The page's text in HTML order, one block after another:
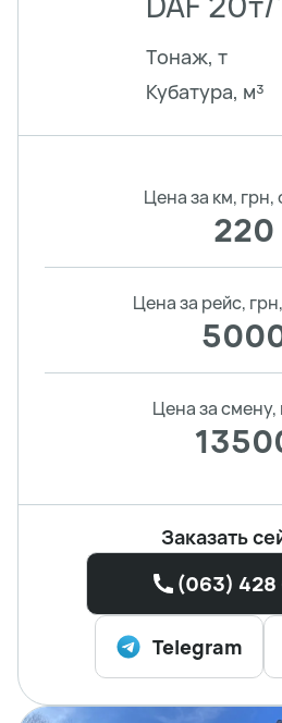
Тонаж, т
Кубатура, м³
Цена за км, грн,
220
Цена за рейс,
Цена за смену,
Заказать
(063) 428
Telegram